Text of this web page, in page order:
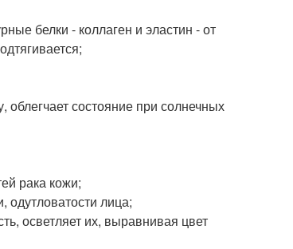
белки - коллаген и эластин - от
состояние при солнечных
рака кожи;
одутловатости лица;
осветляет их, выравнивая цвет